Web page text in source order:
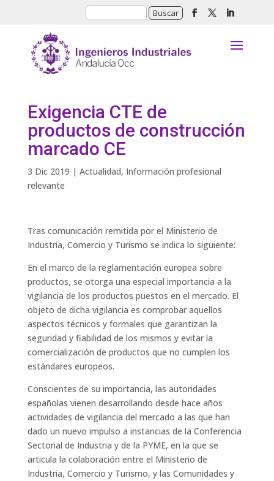
Exigencia CTE de
productos de construcción
marcado CE
3 Dic 2019 | Actualidad, Información profesional
relevante
Tras comunicación remitida por el Ministerio de
Industria, Comercio y Turismo se indica lo siguiente:
En el marco de la reglamentación europea sobre
productos, se otorga una especial importancia a la
vigilancia de los productos puestos en el mercado. El
objeto de dicha vigilancia es comprobar aquellos
aspectos técnicos y formales que garantizan la
seguridad y fiabilidad de los mismos y evitar la
comercialización de productos que no cumplen los
estándares europeos.
Conscientes de su importancia, las autoridades
españolas vienen desarrollando desde hace años
actividades de vigilancia del mercado a las que han
dado un nuevo impulso a instancias de la Conferencia
Sectorial de Industria y de la PYME, en la que se
articula la colaboración entre el Ministerio de
Industria, Comercio y Turismo, y las Comunidades y